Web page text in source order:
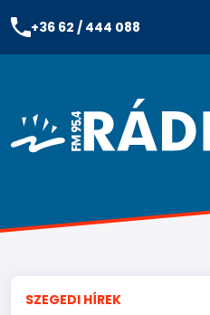
+36 62 / 444 088
SZEGEDI HÍREK